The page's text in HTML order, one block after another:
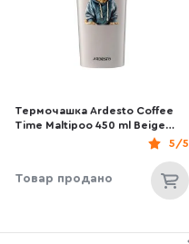
Термочашка Ardesto Coffee
Time Maltipoo 450 ml Beige
5/5
Товар продано